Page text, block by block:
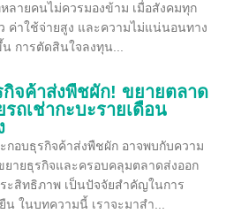
ลายคนไม่ควรมองข้าม เมื่อสังคมทุก
ค่าใช้จ่ายสูง และความไม่แน่นอนทาง
การตัดสินใจลงทุน...
กิจค้าส่งพืชผัก! ขยายตลาด
ถเช่ากะบะรายเดือน
กอบธุรกิจค้าส่งพืชผัก อาจพบกับความ
ยายธุรกิจและครอบคลุมตลาดส่งออก
ะสิทธิภาพ เป็นปัจจัยสำคัญในการ
น ในบทความนี้ เราจะมาสำ...